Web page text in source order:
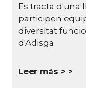
Es tracta d'una
participen
diversitat
d'Adisga
Leer más >